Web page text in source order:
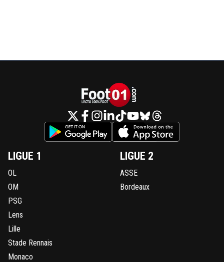
LIGUE 1
OL
OM
PSG
Lens
Lille
Stade Rennais
Monaco
LIGUE 2
ASSE
Bordeaux